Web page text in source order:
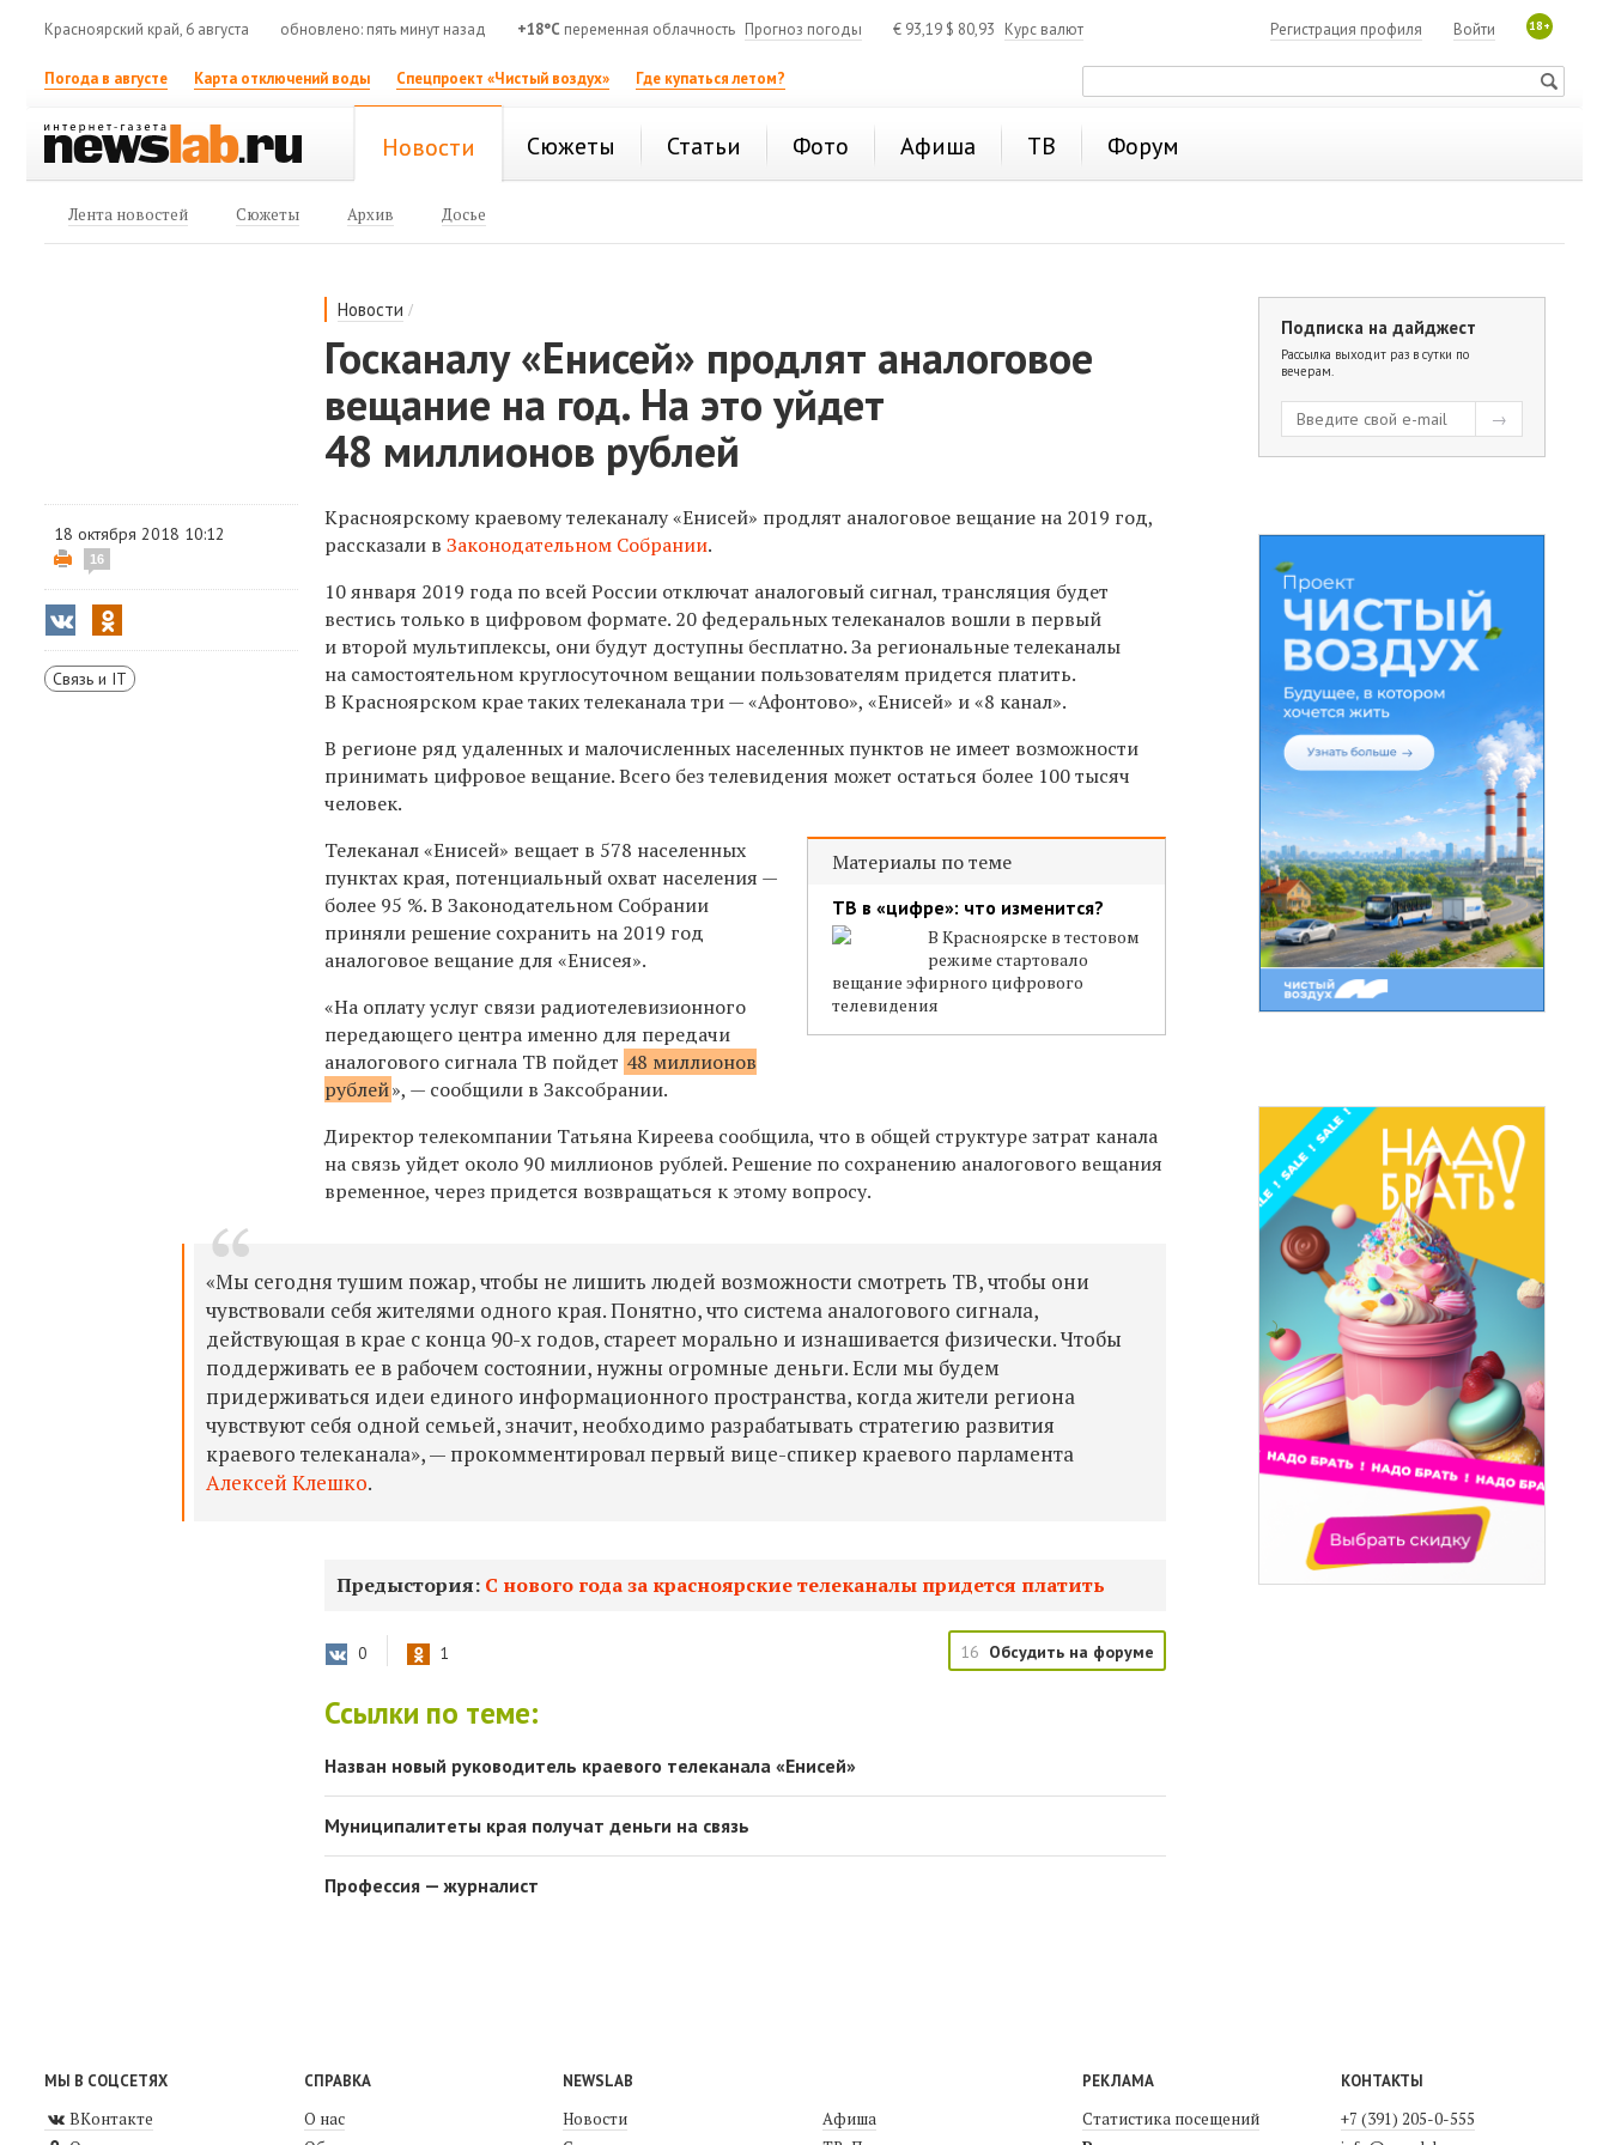
Красноярский край, 6 августа обновлено: пять минут назад +18°C переменная облачность Прогноз погоды € 93,19 $ 80,93 Курс валют 18+
Войти
Регистрация профиля
Погода в августе Карта отключений воды Спецпроект «Чистый воздух» Где купаться летом?
Новости Сюжеты Статьи Фото Афиша ТВ Форум
Лента новостей Сюжеты Архив Досье
Новости /
Госканалу «Енисей» продлят аналоговое
вещание на год. На это уйдет
48 миллионов рублей
18 октября 2018 10:12
16
Связь и IT
Красноярскому краевому телеканалу «Енисей» продлят аналоговое вещание на 2019 год,
рассказали вЗаконодательном Собрании.
10 января 2019 года по всей России отключат аналоговый сигнал, трансляция будет
вестись только в цифровом формате. 20 федеральных телеканалов вошли в первый
и второй мультиплексы, они будут доступны бесплатно. За региональные телеканалы
на самостоятельном круглосуточном вещании пользователям придется платить.
В Красноярском крае таких телеканала три — «Афонтово», «Енисей» и «8 канал».
В регионе ряд удаленных и малочисленных населенных пунктов не имеет возможности
принимать цифровое вещание. Всего без телевидения может остаться более 100 тысяч
человек.
Материалы по теме
ТВ в «цифре»: что изменится?
В Красноярске в тестовом
режиме стартовало
вещание эфирного цифрового
телевидения
Телеканал «Енисей» вещает в 578 населенных
пунктах края, потенциальный охват населения —
более 95 %. В Законодательном Собрании
приняли решение сохранить на 2019 год
аналоговое вещание для «Енисея».
«На оплату услуг связи радиотелевизионного
передающего центра именно для передачи
аналогового сигнала ТВ пойдет 48 миллионов
рублей», — сообщили в Заксобрании.
Директор телекомпании Татьяна Киреева сообщила, что в общей структуре затрат канала
на связь уйдет около 90 миллионов рублей. Решение по сохранению аналогового вещания
временное, через придется возвращаться к этому вопросу.
«Мы сегодня тушим пожар, чтобы не лишить людей возможности смотреть ТВ, чтобы они
чувствовали себя жителями одного края. Понятно, что система аналогового сигнала,
действующая в крае с конца 90-х годов, стареет морально и изнашивается физически. Чтобы
поддерживать ее в рабочем состоянии, нужны огромные деньги. Если мы будем
придерживаться идеи единого информационного пространства, когда жители региона
чувствуют себя одной семьей, значит, необходимо разрабатывать стратегию развития
краевого телеканала», — прокомментировал первый вице-спикер краевого парламента
Алексей Клешко.
Предыстория: С нового года за красноярские телеканалы придется платить
0 1 16 Обсудить на форуме
Ссылки по теме:
Назван новый руководитель краевого телеканала «Енисей»
Муниципалитеты края получат деньги на связь
Профессия — журналист
Подписка на дайджест
Рассылка выходит раз в сутки по
вечерам.
МЫ В СОЦСЕТЯХ
ВКонтакте
СПРАВКА
О нас
NEWSLAB
Новости
Афиша
РЕКЛАМА
Статистика посещений
КОНТАКТЫ
+7 (391) 205-0-555